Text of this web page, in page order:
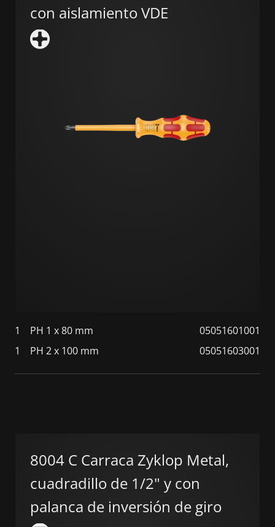
con aislamiento VDE
1 PH 1 x 80 mm
05051601001
1
PH 2 x 100 mm 05051603001
8004 C Carraca Zyklop Metal,
cuadradillo de 1/2" y con
palanca de inversión de giro